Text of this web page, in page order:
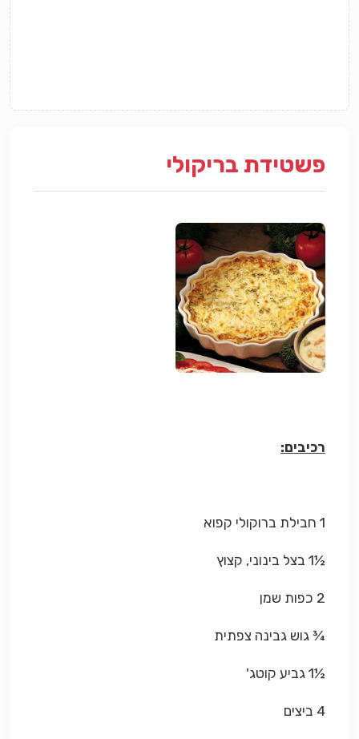
פשטידת בריקולי
רכיבים:
1 חבילת ברוקולי קפוא
½1 בצל בינוני, קצוץ
2 כפות שמן
¾ גוש גבינה צפתית
½1 גביע קוטג'
4 ביצים